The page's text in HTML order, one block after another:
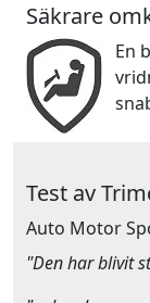
Säkrare
En
Test av
Auto Motor
"Den har blivit